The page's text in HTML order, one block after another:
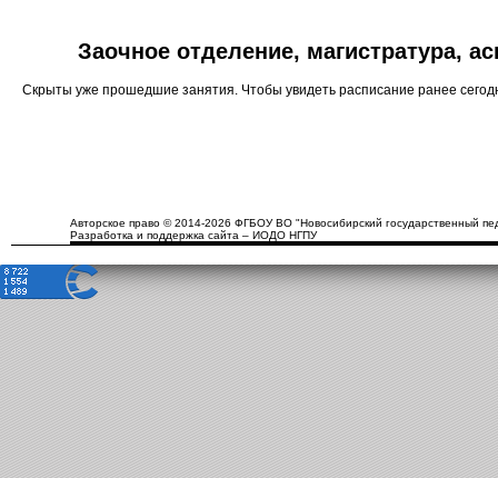
Заочное отделение, магистратура,
Скрыты уже прошедшие занятия. Чтобы увидеть расписание ранее
Авторское право © 2014-2026 ФГБОУ ВО "Новосибирский государственный
Разработка и поддержка сайта – ИОДО НГПУ